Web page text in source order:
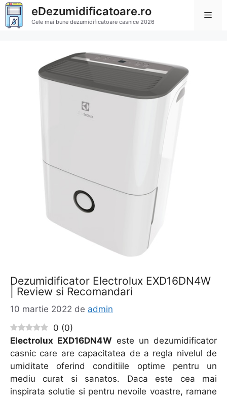
Sari
conținut
eDezumidificatoare.ro
Cele mai bune dezumidificatoare casnice 2026
Dezumidificator Electrolux EXD16DN4W
| Review si Recomandari
10 martie 2022 de admin
0 (0)
Electrolux EXD16DN4W este un dezumidificator
casnic care are capacitatea de a regla nivelul de
umiditate oferind conditiile optime pentru un
mediu curat si sanatos. Daca este cea mai
inspirata solutie si pentru nevoile voastre, ramane